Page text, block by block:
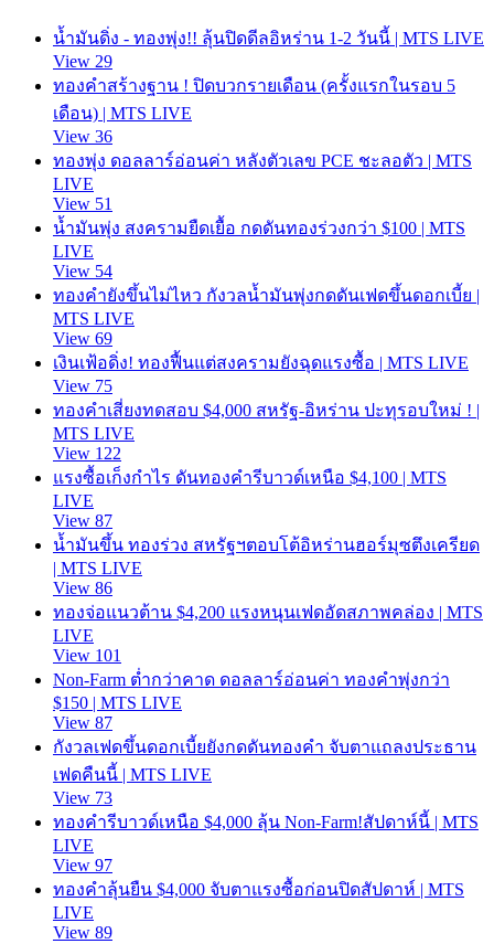
น้ำมันดิ่ง - ทองพุ่ง!! ลุ้นปิดดีลอิหร่าน 1-2 วันนี้ | MTS LIVE
View 29
ทองคำสร้างฐาน ! ปิดบวกรายเดือน (ครั้งแรกในรอบ 5
เดือน) | MTS LIVE
View 36
ทองพุ่ง ดอลลาร์อ่อนค่า หลังตัวเลข PCE ชะลอตัว | MTS
LIVE
View 51
น้ำมันพุ่ง สงครามยืดเยื้อ กดดันทองร่วงกว่า $100 | MTS
LIVE
View 54
ทองคำยังขึ้นไม่ไหว กังวลน้ำมันพุ่งกดดันเฟดขึ้นดอกเบี้ย |
MTS LIVE
View 69
เงินเฟ้อดิ่ง! ทองฟื้นแต่สงครามยังฉุดแรงซื้อ | MTS LIVE
View 75
ทองคำเสี่ยงทดสอบ $4,000 สหรัฐ-อิหร่าน ปะทุรอบใหม่ ! |
MTS LIVE
View 122
แรงซื้อเก็งกำไร ดันทองคำรีบาวด์เหนือ $4,100 | MTS
LIVE
View 87
น้ำมันขึ้น ทองร่วง สหรัฐฯตอบโต้อิหร่านฮอร์มุซตึงเครียด
| MTS LIVE
View 86
ทองจ่อแนวต้าน $4,200 แรงหนุนเฟดอัดสภาพคล่อง | MTS
LIVE
View 101
Non-Farm ต่ำกว่าคาด ดอลลาร์อ่อนค่า ทองคำพุ่งกว่า
$150 | MTS LIVE
View 87
กังวลเฟดขึ้นดอกเบี้ยยังกดดันทองคำ จับตาแถลงประธาน
เฟดคืนนี้ | MTS LIVE
View 73
ทองคำรีบาวด์เหนือ $4,000 ลุ้น Non-Farm!สัปดาห์นี้ | MTS
LIVE
View 97
ทองคำลุ้นยืน $4,000 จับตาแรงซื้อก่อนปิดสัปดาห์ | MTS
LIVE
View 89